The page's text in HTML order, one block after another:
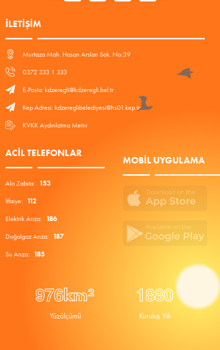
İLETIŞIM
Murtaza Mah. Hasan Arslan Sok. No:39
0372 333 1 333
E-Posta: kdzeregli@kdzeregli.bel.tr
Kep Adresi: kdzereglibelediyesi@hs01.kep.tr
KVKK Aydınlatma Metni
ACIL TELEFONLAR
Alo Zabıta: 153
İtfaiye: 112
Elektrik Arıza: 186
Doğalgaz Arıza: 187
Su Arıza: 185
MOBIL UYGULAMA
976km²
Yüzölçümü
1880
Kuruluş Yılı